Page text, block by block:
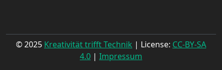
© 2025 Kreativität trifft Technik | License: CC-BY-SA
4.0 | Impressum